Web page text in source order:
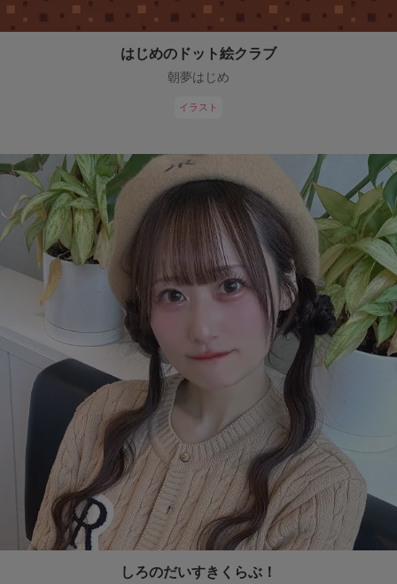
はじめのドット絵クラブ
朝夢はじめ
イラスト
しろのだいすきくらぶ！